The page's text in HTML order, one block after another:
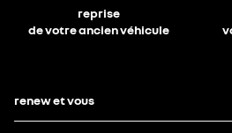
reprise
de votre ancien véhicule
renew et vous